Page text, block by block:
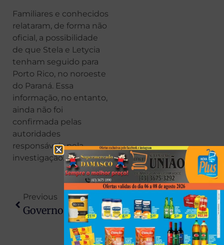
Familiares e conhecidos
relataram, de forma não
oficial, a possibilidade
de que Stela e Letycia
tenham seguido para
Porto Rico, no noroeste
do Paraná. Essa
informação, no entanto,
ainda não foi
confirmada pelas
autoridades
responsáveis pela
investigação.
Previous
Governo Suspende 3,4 Milhões De Multas Por Evasão De Pedágio ‘free Flow’
Next
DJ É Agredido No Dia Do Próprio Aniversário Após Ser Confundido Com Ladrão